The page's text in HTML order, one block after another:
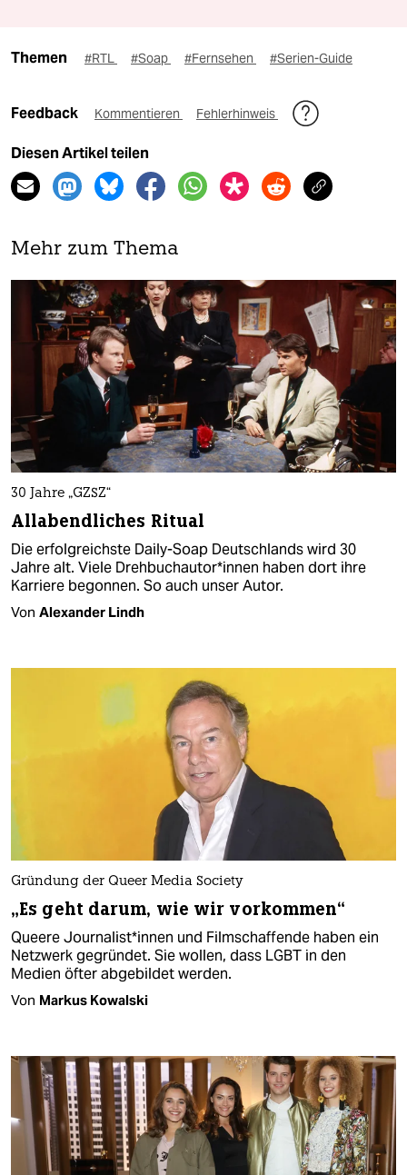
Themen #RTL #Soap #Fernsehen #Serien-Guide
Feedback Kommentieren Fehlerhinweis
Diesen Artikel teilen
Mehr zum Thema
30 Jahre „GZSZ“
Allabendliches Ritual
Die erfolgreichste Daily-Soap Deutschlands wird 30
Jahre alt. Viele Dreh­buch­au­to­r*in­nen haben dort ihre
Karriere begonnen. So auch unser Autor.
Von Alexander Lindh
Gründung der Queer Media Society
„Es geht darum, wie wir vorkommen“
Queere Journalist*innen und Filmschaffende haben ein
Netzwerk gegründet. Sie wollen, dass LGBT in den
Medien öfter abgebildet werden.
Von Markus Kowalski